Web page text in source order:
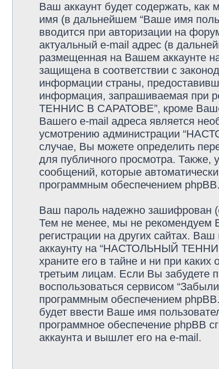
Ваш аккаунт будет содержать,
имя (в дальнейшем “Ваше имя
вводится при авторизации на
актуальный e-mail адрес (в
размещенная на Вашем
защищена в соответствии с
информации страны,
информация, запрашиваемая при
ТЕННИС В САРАТОВЕ”, кроме
Вашего e-mail адреса является
усмотрению администрации
случае, Вы можете определить
для публичного просмотра. Также,
сообщений, которые
программным обеспечением
Ваш пароль надежно зашифрован
Тем не менее, мы не рекомендуем
регистрации на других сайтах.
аккаунту на “НАСТОЛЬНЫЙ
храните его в тайне и ни при каких
третьим лицам. Если Вы забудете
воспользоваться сервисом
программным обеспечением
будет ввести Ваше имя
программное обеспечение phpBB
аккаунта и вышлет его на e-mail.